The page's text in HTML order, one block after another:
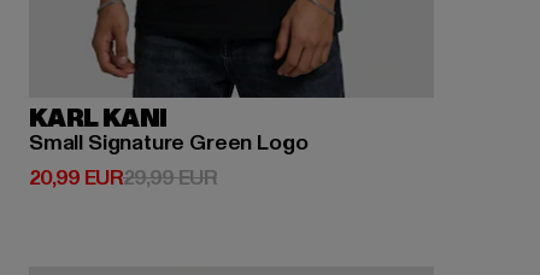
KARL KANI
Small Signature Green Logo
20,99 EUR
Derzeitiger Preis: 20,99 EUR
29,99 EURAktionspreis: 29,99 EUR